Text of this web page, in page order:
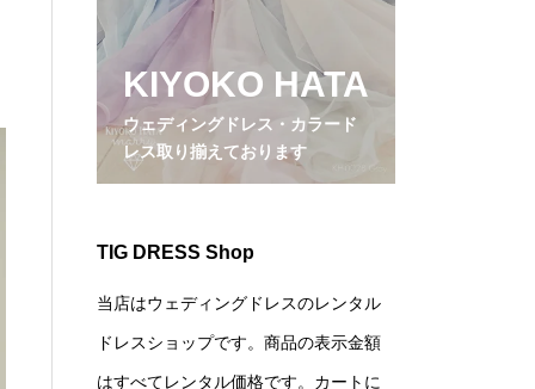
KIYOKO HATA
ウェディングドレス・カラード
レス取り揃えております
TIG DRESS Shop
当店はウェディングドレスのレンタル
ドレスショップです。商品の表示金額
はすべてレンタル価格です。カートに